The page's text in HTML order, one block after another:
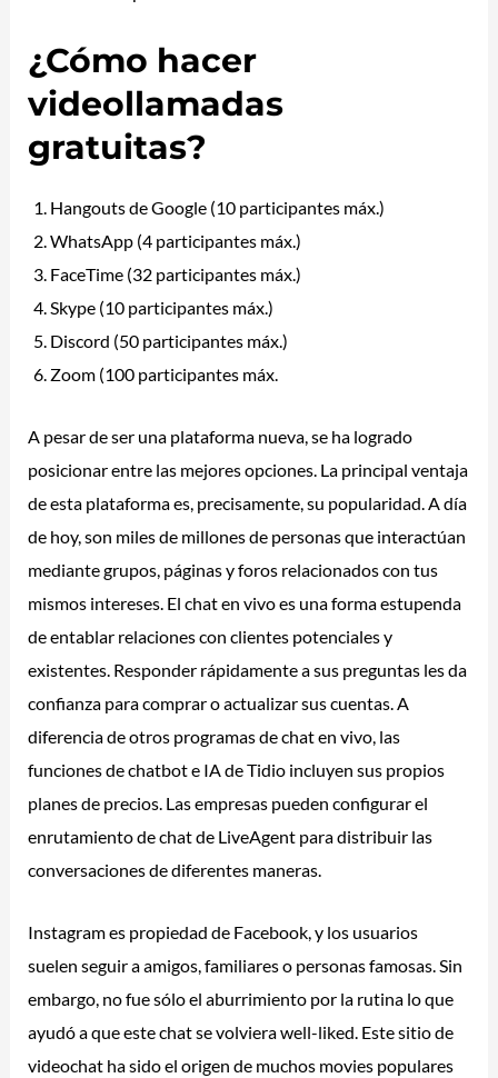
¿Cómo hacer
videollamadas
gratuitas?
Hangouts de Google (10 participantes máx.)
WhatsApp (4 participantes máx.)
FaceTime (32 participantes máx.)
Skype (10 participantes máx.)
Discord (50 participantes máx.)
Zoom (100 participantes máx.
A pesar de ser una plataforma nueva, se ha logrado
posicionar entre las mejores opciones. La principal ventaja
de esta plataforma es, precisamente, su popularidad. A día
de hoy, son miles de millones de personas que interactúan
mediante grupos, páginas y foros relacionados con tus
mismos intereses. El chat en vivo es una forma estupenda
de entablar relaciones con clientes potenciales y
existentes. Responder rápidamente a sus preguntas les da
confianza para comprar o actualizar sus cuentas. A
diferencia de otros programas de chat en vivo, las
funciones de chatbot e IA de Tidio incluyen sus propios
planes de precios. Las empresas pueden configurar el
enrutamiento de chat de LiveAgent para distribuir las
conversaciones de diferentes maneras.
Instagram es propiedad de Facebook, y los usuarios
suelen seguir a amigos, familiares o personas famosas. Sin
embargo, no fue sólo el aburrimiento por la rutina lo que
ayudó a que este chat se volviera well-liked. Este sitio de
videochat ha sido el origen de muchos movies populares